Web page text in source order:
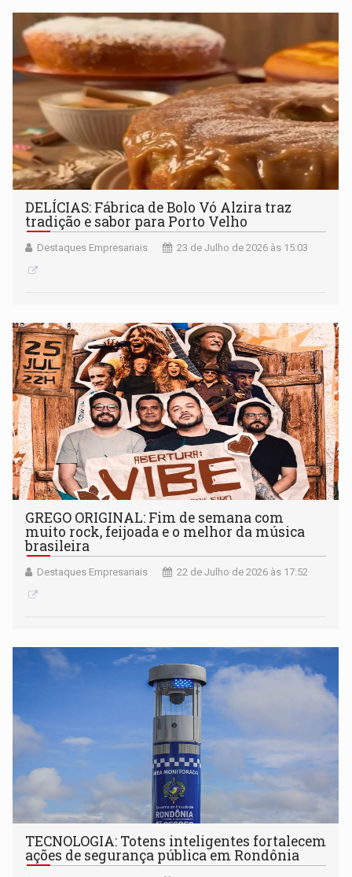
DELÍCIAS: Fábrica de Bolo Vó Alzira traz
tradição e sabor para Porto Velho
Destaques Empresariais 23 de Julho de 2026 às 15:03
GREGO ORIGINAL: Fim de semana com
muito rock, feijoada e o melhor da música
brasileira
Destaques Empresariais 22 de Julho de 2026 às 17:52
TECNOLOGIA: Totens inteligentes fortalecem
ações de segurança pública em Rondônia